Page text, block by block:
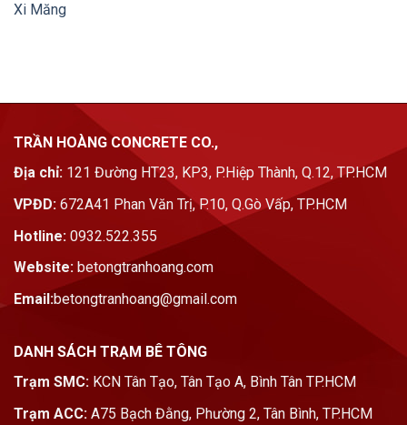
Xi Măng
TRẦN HOÀNG CONCRETE CO.,
Địa chỉ: 121 Đường HT23, KP3, P.Hiệp Thành, Q.12, TP.HCM
VPĐD: 672A41 Phan Văn Trị, P.10, Q.Gò Vấp, TP.HCM
Hotline: 0932.522.355
Website: betongtranhoang.com
Email:betongtranhoang@gmail.com
DANH SÁCH TRẠM BÊ TÔNG
Trạm SMC: KCN Tân Tạo, Tân Tạo A, Bình Tân TP.HCM
Trạm ACC: A75 Bạch Đằng, Phường 2, Tân Bình, TP.HCM